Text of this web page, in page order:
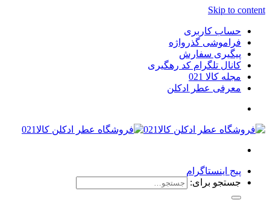
Skip to content
حساب کاربری
فراموشی گذرواژه
پیگیری سفارش
کانال تلگرام کد رهگیری
مجله کالا 021
معرفی عطر ادکلن
پیج اینستاگرام
جستجو برای: